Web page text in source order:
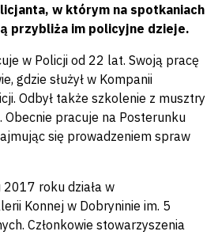
w którym na spotkaniach
przybliża im policyjne dzieje.
w Policji od 22 lat. Swoją pracę
gdzie służył w Kompanii
Odbył także szkolenie z musztry
Obecnie pracuje na Posterunku
się prowadzeniem spraw
roku działa w
Konnej w Dobryninie im. 5
Członkowie stowarzyszenia